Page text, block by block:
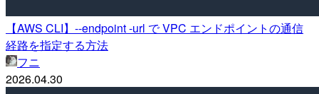
【AWS CLI】--endpoint -url で VPC エンドポイントの通信
経路を指定する方法
フニ
2026.04.30